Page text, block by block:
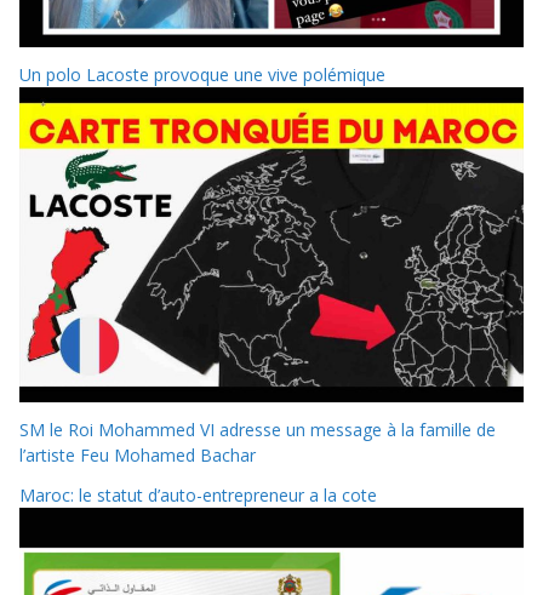
Un polo Lacoste provoque une vive polémique
SM le Roi Mohammed VI adresse un message à la famille de
l’artiste Feu Mohamed Bachar
Maroc: le statut d’auto-entrepreneur a la cote